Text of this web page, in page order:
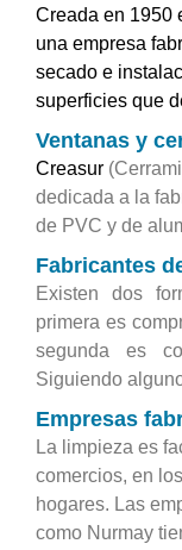
Creada en 1950
una empresa
secado e
superficies que
Ventanas y
Creasur
dedicada a la
de PVC y de
Fabricantes
Existen dos
primera es
segunda es
Siguiendo
Empresas
La limpieza es
comercios, en
hogares. Las
como Nurmay